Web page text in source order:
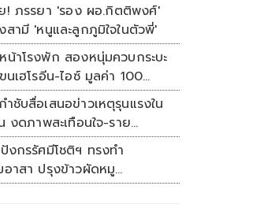
! ภรรยา 'รอง ผอ.กิตติพงศ์'
สามี 'หนูและลูกภูมิใจในตัวพี่'
น้าโรงพัก สองหนุ่มควบกระบะ
นเฮโรอีน-ไอซ์ มูลค่า 100
ชับสื่อเสนอข่าวเหตุรุนแรงใน
งดภาพสะเทือนใจ-ราย
สี่ยงเลียนแบบ
งกรรัศมีโชติฯ ทรงทำ
อาสา ปรุงข้าวผัดหมู
านประชาชน